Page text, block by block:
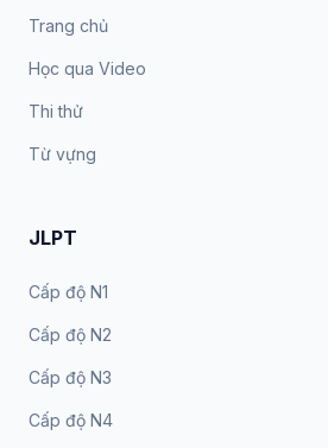
Trang chủ
Học qua Video
Thi thử
Từ vựng
JLPT
Cấp độ N1
Cấp độ N2
Cấp độ N3
Cấp độ N4